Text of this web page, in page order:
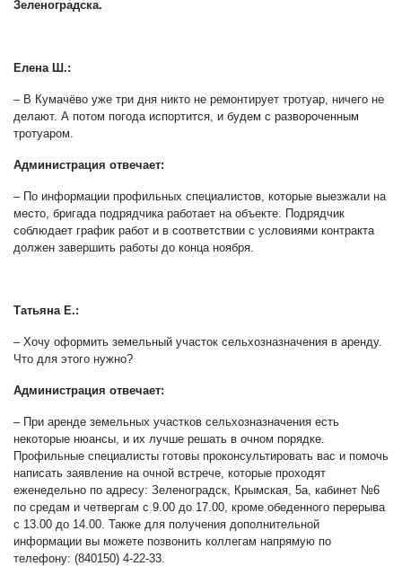
Зеленоградска.
Елена Ш.:
– В Кумачёво уже три дня никто не ремонтирует тротуар, ничего не
делают. А потом погода испортится, и будем с развороченным
тротуаром.
Администрация отвечает:
– По информации профильных специалистов, которые выезжали на
место, бригада подрядчика работает на объекте. Подрядчик
соблюдает график работ и в соответствии с условиями контракта
должен завершить работы до конца ноября.
Татьяна Е.:
– Хочу оформить земельный участок сельхозназначения в аренду.
Что для этого нужно?
Администрация отвечает:
– При аренде земельных участков сельхозназначения есть
некоторые нюансы, и их лучше решать в очном порядке.
Профильные специалисты готовы проконсультировать вас и помочь
написать заявление на очной встрече, которые проходят
еженедельно по адресу: Зеленоградск, Крымская, 5а, кабинет №6
по средам и четвергам с 9.00 до 17.00, кроме обеденного перерыва
с 13.00 до 14.00. Также для получения дополнительной
информации вы можете позвонить коллегам напрямую по
телефону: (840150) 4-22-33.